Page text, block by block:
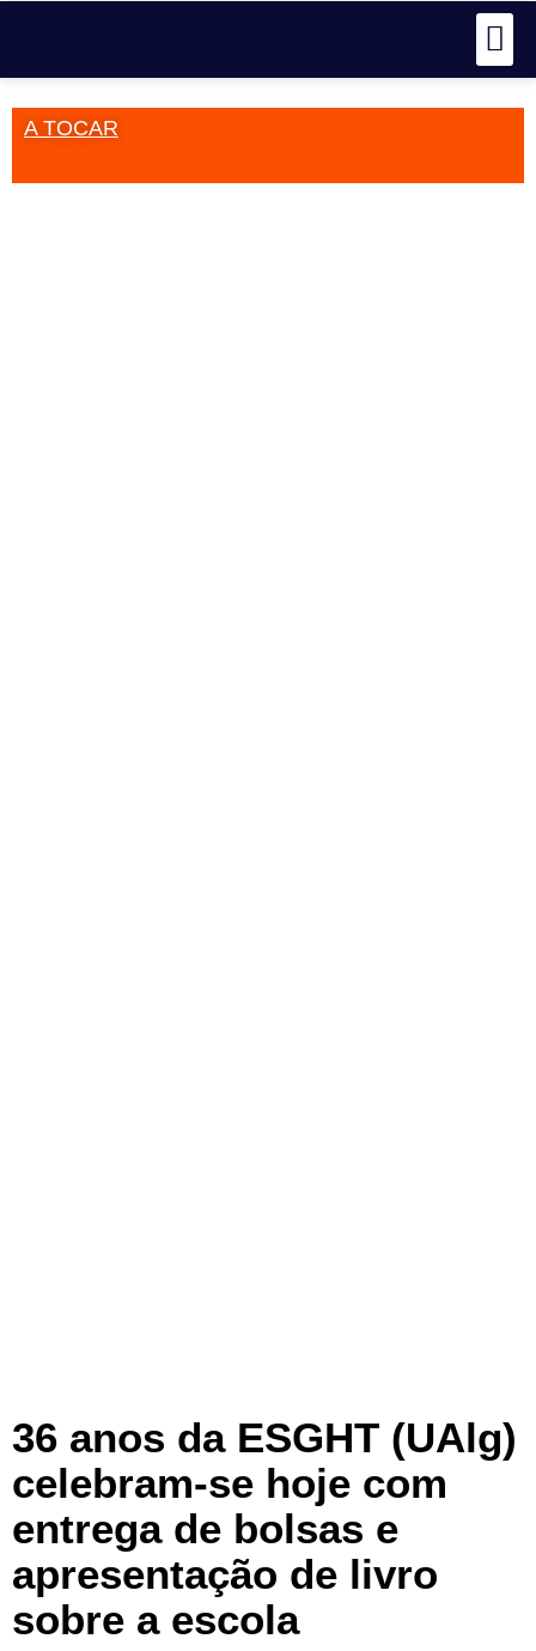
A TOCAR
36 anos da ESGHT (UAlg)
celebram-se hoje com
entrega de bolsas e
apresentação de livro
sobre a escola